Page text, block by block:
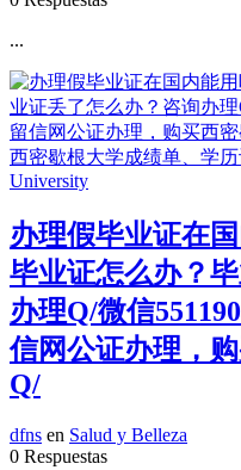
...
办理假毕业证在
毕业证怎么办？
办理Q/微信
信网公证办理，
Q/
dfns en Salud y Belleza
0 Respuestas